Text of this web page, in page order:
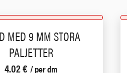
MED 9 MM STORA
PALJETTER
4.02€ / per dm